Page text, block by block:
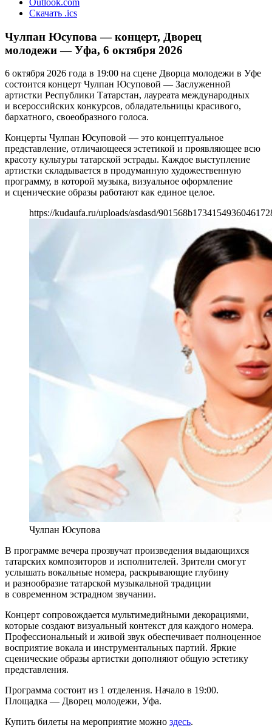
Outlook.com
Скачать .ics
Чулпан Юсупова — концерт, Дворец
молодежи — Уфа, 6 октября 2026
6 октября 2026 года в 19:00 на сцене Дворца молодежи в Уфе
состоится концерт Чулпан Юсуповой — Заслуженной
артистки Республики Татарстан, лауреата международных
и всероссийских конкурсов, обладательницы красивого,
бархатного, своеобразного голоса.
Концерты Чулпан Юсуповой — это концептуальное
представление, отличающееся эстетикой и проявляющее всю
красоту культуры татарской эстрады. Каждое выступление
артистки складывается в продуманную художественную
программу, в которой музыка, визуальное оформление
и сценические образы работают как единое целое.
https://kudaufa.ru/uploads/asdasd/
Чулпан Юсупова
В программе вечера прозвучат произведения выдающихся
татарских композиторов и исполнителей. Зрители смогут
услышать вокальные номера, раскрывающие глубину
и разнообразие татарской музыкальной традиции
в современном эстрадном звучании.
Концерт сопровождается мультимедийными декорациями,
которые создают визуальный контекст для каждого номера.
Профессиональный и живой звук обеспечивает полноценное
восприятие вокала и инструментальных партий. Яркие
сценические образы артистки дополняют общую эстетику
представления.
Программа состоит из 1 отделения. Начало в 19:00.
Площадка — Дворец молодежи, Уфа.
Купить билеты на мероприятие можно здесь.